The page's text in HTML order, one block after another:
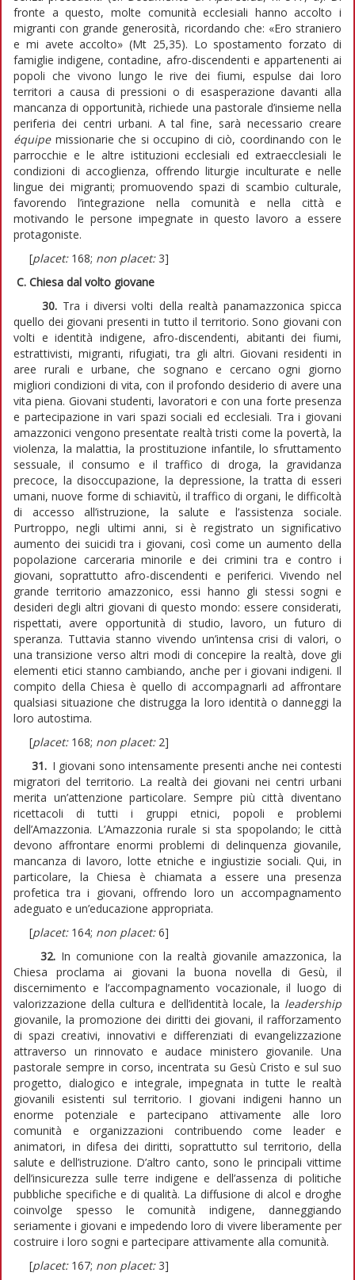
fronte a questo, molte comunità ecclesiali hanno accolto i
migranti con grande generosità, ricordando che: «Ero straniero
e mi avete accolto» (Mt 25,35). Lo spostamento forzato di
famiglie indigene, contadine, afro-discendenti e appartenenti ai
popoli che vivono lungo le rive dei fiumi, espulse dai loro
territori a causa di pressioni o di esasperazione davanti alla
mancanza di opportunità, richiede una pastorale d’insieme nella
periferia dei centri urbani. A tal fine, sarà necessario creare
équipemissionarie che si occupino di ciò, coordinando con le
parrocchie e le altre istituzioni ecclesiali ed extraecclesiali le
condizioni di accoglienza, offrendo liturgie inculturate e nelle
lingue dei migranti; promuovendo spazi di scambio culturale,
favorendo l’integrazione nella comunità e nella città e
motivando le persone impegnate in questo lavoro a essere
protagoniste.
[placet: 168; non placet: 3]
C. Chiesa dal volto giovane
30. Tra i diversi volti della realtà panamazzonica spicca
quello dei giovani presenti in tutto il territorio. Sono giovani con
volti e identità indigene, afro-discendenti, abitanti dei fiumi,
estrattivisti, migranti, rifugiati, tra gli altri. Giovani residenti in
aree rurali e urbane, che sognano e cercano ogni giorno
migliori condizioni di vita, con il profondo desiderio di avere una
vita piena. Giovani studenti, lavoratori e con una forte presenza
e partecipazione in vari spazi sociali ed ecclesiali. Tra i giovani
amazzonici vengono presentate realtà tristi come la povertà, la
violenza, la malattia, la prostituzione infantile, lo sfruttamento
sessuale, il consumo e il traffico di droga, la gravidanza
precoce, la disoccupazione, la depressione, la tratta di esseri
umani, nuove forme di schiavitù, il traffico di organi, le difficoltà
di accesso all’istruzione, la salute e l’assistenza sociale.
Purtroppo, negli ultimi anni, si è registrato un significativo
aumento dei suicidi tra i giovani, così come un aumento della
popolazione carceraria minorile e dei crimini tra e contro i
giovani, soprattutto afro-discendenti e periferici. Vivendo nel
grande territorio amazzonico, essi hanno gli stessi sogni e
desideri degli altri giovani di questo mondo: essere considerati,
rispettati, avere opportunità di studio, lavoro, un futuro di
speranza. Tuttavia stanno vivendo un’intensa crisi di valori, o
una transizione verso altri modi di concepire la realtà, dove gli
elementi etici stanno cambiando, anche per i giovani indigeni. Il
compito della Chiesa è quello di accompagnarli ad affrontare
qualsiasi situazione che distrugga la loro identità o danneggi la
loro autostima.
[placet: 168; non placet: 2]
31. I giovani sono intensamente presenti anche nei contesti
migratori del territorio. La realtà dei giovani nei centri urbani
merita un’attenzione particolare. Sempre più città diventano
ricettacoli di tutti i gruppi etnici, popoli e problemi
dell’Amazzonia. L’Amazzonia rurale si sta spopolando; le città
devono affrontare enormi problemi di delinquenza giovanile,
mancanza di lavoro, lotte etniche e ingiustizie sociali. Qui, in
particolare, la Chiesa è chiamata a essere una presenza
profetica tra i giovani, offrendo loro un accompagnamento
adeguato e un’educazione appropriata.
[placet: 164; non placet:6]
32. In comunione con la realtà giovanile amazzonica, la
Chiesa proclama ai giovani la buona novella di Gesù, il
discernimento e l’accompagnamento vocazionale, il luogo di
valorizzazione della cultura e dell’identità locale, la leadership
giovanile, la promozione dei diritti dei giovani, il rafforzamento
di spazi creativi, innovativi e differenziati di evangelizzazione
attraverso un rinnovato e audace ministero giovanile. Una
pastorale sempre in corso, incentrata su Gesù Cristo e sul suo
progetto, dialogico e integrale, impegnata in tutte le realtà
giovanili esistenti sul territorio. I giovani indigeni hanno un
enorme potenziale e partecipano attivamente alle loro
comunità e organizzazioni contribuendo come leader e
animatori, in difesa dei diritti, soprattutto sul territorio, della
salute e dell’istruzione. D’altro canto, sono le principali vittime
dell’insicurezza sulle terre indigene e dell’assenza di politiche
pubbliche specifiche e di qualità. La diffusione di alcol e droghe
coinvolge spesso le comunità indigene, danneggiando
seriamente i giovani e impedendo loro di vivere liberamente per
costruire i loro sogni e partecipare attivamente alla comunità.
[placet: 167; non placet: 3]